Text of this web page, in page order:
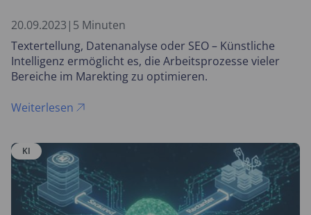
20.09.2023 | 5 Minuten
Textertellung, Datenanalyse oder SEO – Künstliche
Intelligenz ermöglicht es, die Arbeitsprozesse vieler
Bereiche im Marekting zu optimieren.
Weiterlesen
KI